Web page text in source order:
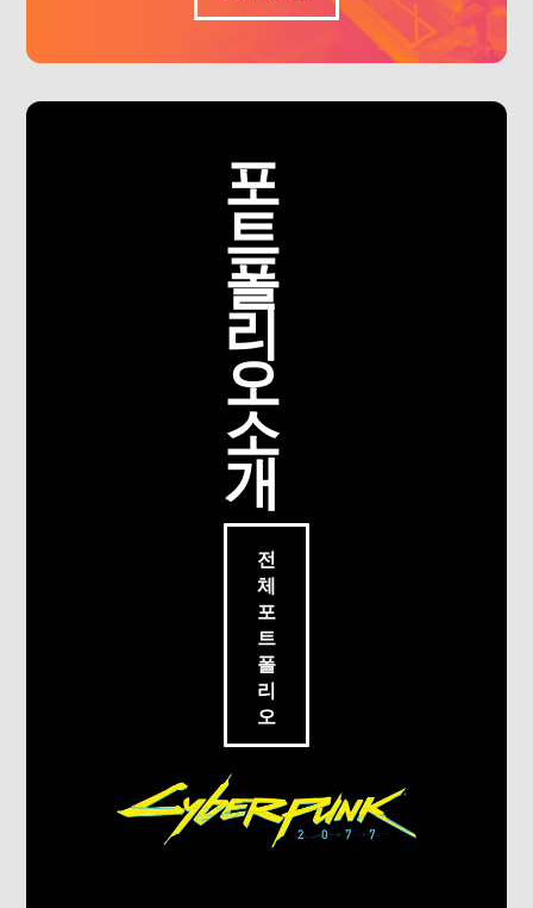
포
트
폴
리
오
소
개
전
체
포
트
폴
리
오